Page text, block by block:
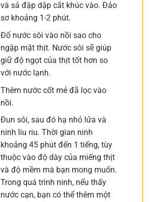
và sả đập dập cắt khúc vào. Đảo
sơ khoảng 1-2 phút.
Đổ nước sôi vào nồi sao cho
ngập mặt thịt. Nước sôi sẽ giúp
giữ độ ngọt của thịt tốt hơn so
với nước lạnh.
Thêm nước cốt mẻ đã lọc vào
nồi.
Đun sôi, sau đó hạ nhỏ lửa và
ninh liu riu. Thời gian ninh
khoảng 45 phút đến 1 tiếng, tùy
thuộc vào độ dày của miếng thịt
và độ mềm mà bạn mong muốn.
Trong quá trình ninh, nếu thấy
nước cạn, bạn có thể thêm một